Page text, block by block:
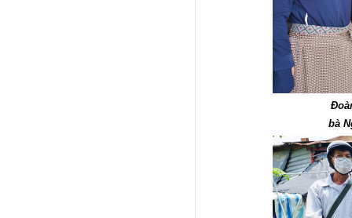
bà